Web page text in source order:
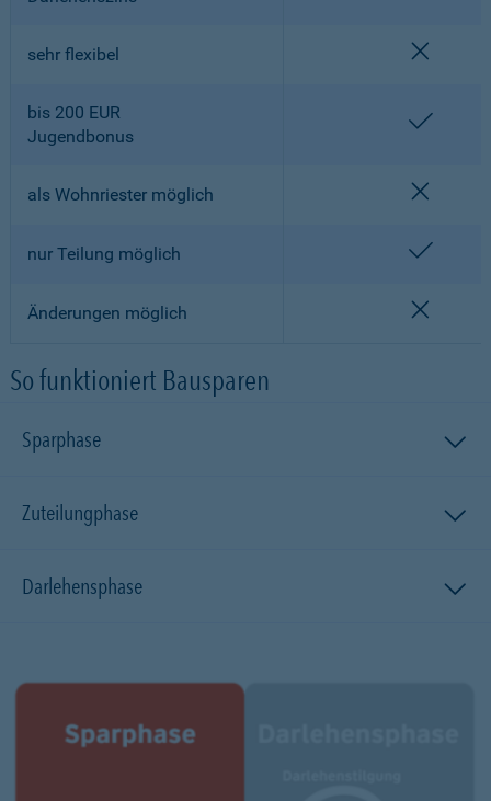
sehr flexibel
bis 200 EUR
Jugendbonus
als Wohnriester möglich
nur Teilung möglich
Änderungen möglich
So funktioniert Bausparen
Sparphase
Zuteilungphase
Darlehensphase